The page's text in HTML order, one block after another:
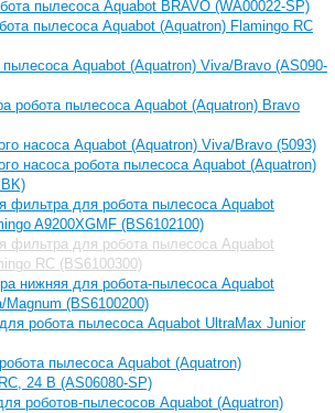
пылесоса Aquabot BRAVO (WA00022-SP)
пылесоса Aquabot (Aquatron) Flamingo RC
пылесоса Aquabot (Aquatron) Viva/Bravo (AS090-
робота пылесоса Aquabot (Aquatron) Bravo
насоса Aquabot (Aquatron) Viva/Bravo (5093)
насоса робота пылесоса Aquabot (Aquatron)
фильтра для робота пылесоса Aquabot
A9200XGMF (BS6102100)
фильтра для робота пылесоса Aquabot
RC (BS6100300)
нижняя для робота-пылесоса Aquabot
Magnum (BS6100200)
робота пылесоса Aquabot UltraMax Junior
пылесоса Aquabot (Aquatron)
24 В (AS06080-SP)
роботов-пылесосов Aquabot (Aquatron)